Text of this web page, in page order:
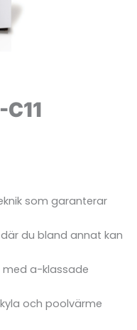
som garanterar
du bland annat kan
med a-klassade
och poolvärme